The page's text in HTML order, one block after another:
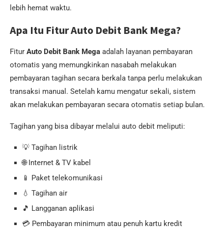
lebih hemat waktu.
Apa Itu Fitur Auto Debit Bank Mega?
Fitur Auto Debit Bank Mega adalah layanan pembayaran
otomatis yang memungkinkan nasabah melakukan
pembayaran tagihan secara berkala tanpa perlu melakukan
transaksi manual. Setelah kamu mengatur sekali, sistem
akan melakukan pembayaran secara otomatis setiap bulan.
Tagihan yang bisa dibayar melalui auto debit meliputi:
💡 Tagihan listrik
🌐 Internet & TV kabel
📱 Paket telekomunikasi
💧 Tagihan air
🎵 Langganan aplikasi
💳 Pembayaran minimum atau penuh kartu kredit